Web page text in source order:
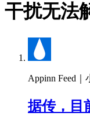
干扰无法
Appinn Feed｜
据传，目